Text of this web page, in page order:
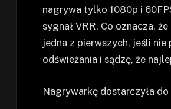
nagrywa tylko 1080p i
sygnał VRR. Co oznacza,
jedna z pierwszych, jeśli
odświeżania i sądzę, że
Nagrywarkę dostarczyła